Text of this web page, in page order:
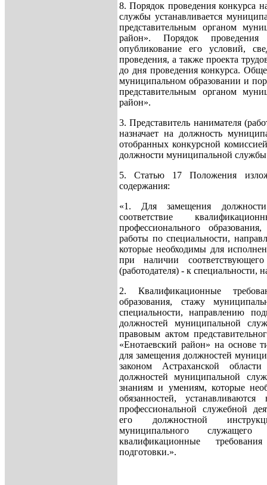
8. Порядок проведения конкурса
службы устанавливается
представительным органом
район». Порядок проведения
опубликование его условий,
проведения, а также проекта
до дня проведения конкурса.
муниципальном образовании и
представительным органом
район».
3. Представитель нанимателя
назначает на должность
отобранных конкурсной
должности муниципальной
5. Статью 17 Положения
содержания:
«1. Для замещения
соответствие
профессионального
работы по специальности,
которые необходимы для
при наличии
(работодателя) - к специальности,
2. Квалификационные
образования, стажу
специальности, направлению
должностей муниципальной
правовым актом
«Енотаевский район» на основе
для замещения должностей
законом Астраханской
должностей муниципальной
знаниям и умениям, которые
обязанностей,
профессиональной служебной
его должностной
муниципального служащего
квалификационные
подготовки.».